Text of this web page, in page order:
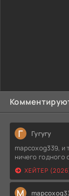
Г Гугугу
mapcoxog339, и
ничего годного
ХЕЙТЕР
M